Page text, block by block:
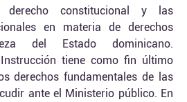
derecho constitucional y las
en materia de derechos
del Estado dominicano.
tiene como fin último
derechos fundamentales de las
ante el Ministerio público. En